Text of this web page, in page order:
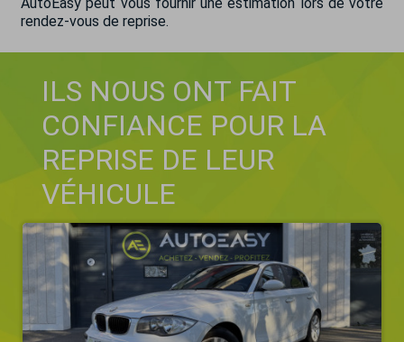
rendez-vous de reprise.
ILS NOUS ONT FAIT
CONFIANCE POUR LA
REPRISE DE LEUR
VÉHICULE